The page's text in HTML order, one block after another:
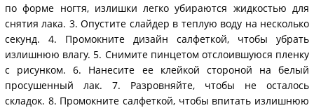
по форме ногтя, излишки легко убираются жидкостью для
снятия лака. 3. Опустите слайдер в теплую воду на несколько
секунд. 4. Промокните дизайн салфеткой, чтобы убрать
излишнюю влагу. 5. Снимите пинцетом отслоившуюся пленку
с рисунком. 6. Нанесите ее клейкой стороной на белый
просушенный лак. 7. Разровняйте, чтобы не осталось
складок. 8. Промокните салфеткой, чтобы впитать излишнюю